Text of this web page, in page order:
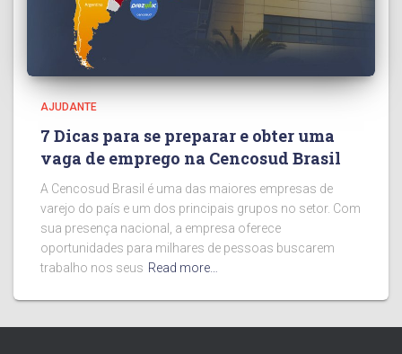
AJUDANTE
7 Dicas para se preparar e obter uma
vaga de emprego na Cencosud Brasil
A Cencosud Brasil é uma das maiores empresas de
varejo do país e um dos principais grupos no setor. Com
sua presença nacional, a empresa oferece
oportunidades para milhares de pessoas buscarem
trabalho nos seus Read more…